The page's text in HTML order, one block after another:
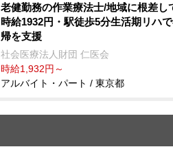
老健勤務の作業療法士/地域に根差し
時給1932円・駅徒歩5分生活期リハ
帰を支援
社会医療法人財団 仁医会
時給1,932円～
アルバイト・パート / 東京都